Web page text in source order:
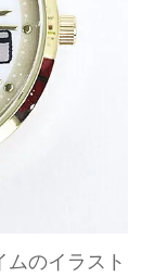
のイラスト